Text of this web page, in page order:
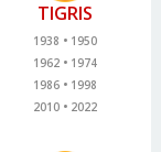
TIGRIS
1938
1950
1962
1974
1986
1998
2010
2022